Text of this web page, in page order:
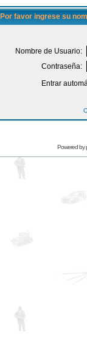
Por favor ingrese su
Nombre de Usuario:
Contraseña:
Entrar
Powered by